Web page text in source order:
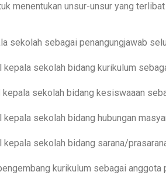
menentukan unsur-unsur yang
sekolah sebagai penangungjawab
kepala sekolah bidang kurikulum
kepala sekolah bidang kesiswaaan
kepala sekolah bidang hubungan
kepala sekolah bidang sarana/
kurikulum sebagai